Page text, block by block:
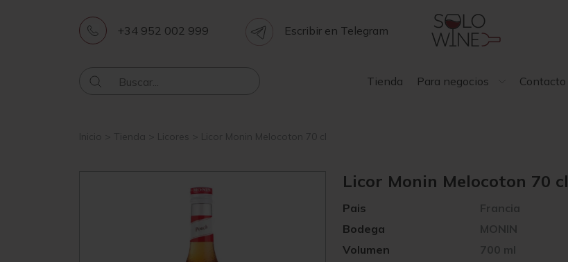
+34 952 002 999 Escribir en Telegram
Tienda Para negocios Contacto
Inicio Tienda Licores Licor Monin Melocoton 70 cl
Licor Monin Melocoton 70 cl
Pais Francia
Volumen 700 ml
Bodega MONIN